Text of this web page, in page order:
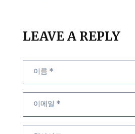
LEAVE A REPLY